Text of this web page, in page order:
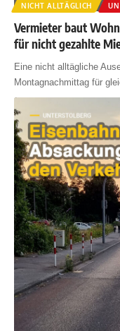
NICHT ALLTÄGLICH
Vermieter baut
für nicht gezahlte
Eine nicht alltägliche
Montagnachmittag für